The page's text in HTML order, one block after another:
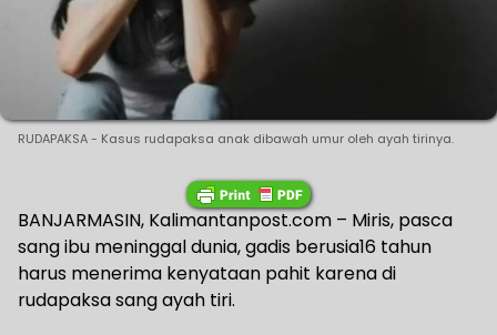
RUDAPAKSA - Kasus rudapaksa anak dibawah umur oleh ayah tirinya.
BANJARMASIN, Kalimantanpost.com – Miris, pasca
sang ibu meninggal dunia, gadis berusia16 tahun
harus menerima kenyataan pahit karena di
rudapaksa sang ayah tiri.